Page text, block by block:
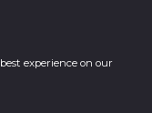
experience on our